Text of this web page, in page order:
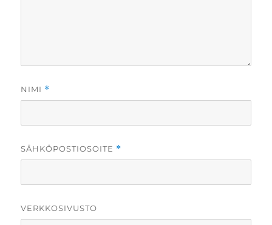
NIMI *
SÄHKÖPOSTIOSOITE *
VERKKOSIVUSTO